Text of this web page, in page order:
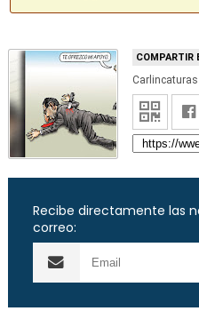
COMPARTIR
Recibe directamente las
correo: